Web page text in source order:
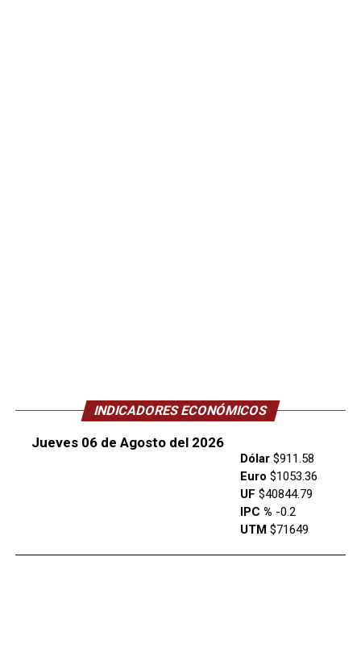
INDICADORES ECONÓMICOS
Jueves 06 de Agosto del 2026
Dólar$911.58
Euro $1053.36
UF $40844.79
IPC % -0.2
UTM$71649